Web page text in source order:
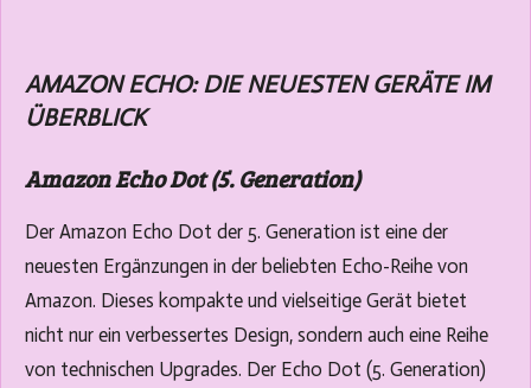
AMAZON ECHO: DIE NEUESTEN GERÄTE IM
ÜBERBLICK
Amazon Echo Dot (5. Generation)
Der Amazon Echo Dot der 5. Generation ist eine der
neuesten Ergänzungen in der beliebten Echo-Reihe von
Amazon. Dieses kompakte und vielseitige Gerät bietet
nicht nur ein verbessertes Design, sondern auch eine Reihe
von technischen Upgrades. Der Echo Dot (5. Generation)